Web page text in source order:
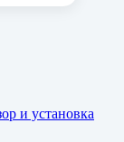
и установка